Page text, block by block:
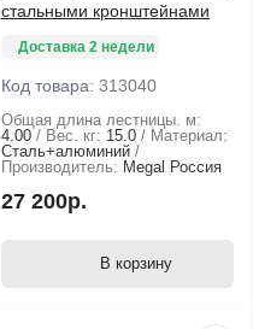
стальными кронштейнами
Доставка 2 недели
Код товара: 313040
Общая длина лестницы. м:
4.00
Вес. кг: 15.0
Материал:
Сталь+алюминий
Производитель: Megal Россия
27 200р.
В корзину